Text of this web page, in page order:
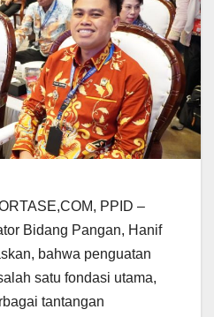
PPID –
Bidang Pangan, Hanif
bahwa penguatan
satu fondasi utama,
tantangan